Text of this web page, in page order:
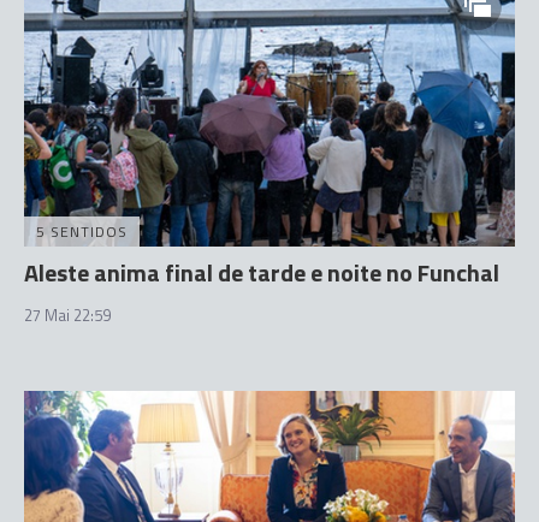
5 SENTIDOS
Aleste anima final de tarde e noite no Funchal
27 Mai 22:59